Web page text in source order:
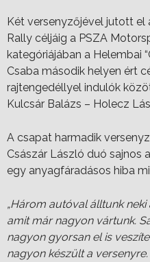
Két versenyzőjével jutott el
Rally céljáig a PSZA
kategóriájában a Helembai
Csaba második helyen ért
rajtengedéllyel indulók
Kulcsár Balázs – Holecz
A csapat harmadik
Császár László duó sajnos
egy anyagfáradásos hiba
„Három autóval álltunk
amit már nagyon vártunk.
nagyon gyorsan el is
nagyon készült a